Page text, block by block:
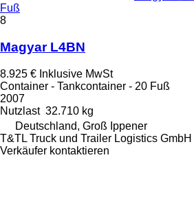
Fuß
8
Magyar L4BN
8.925 € Inklusive MwSt
Container - Tankcontainer - 20 Fuß
2007
Nutzlast 32.710 kg
Deutschland, Groß Ippener
T&TL Truck und Trailer Logistics GmbH
Verkäufer kontaktieren